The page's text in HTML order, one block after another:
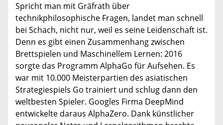
Spricht man mit Gräfrath über
technikphilosophische Fragen, landet man schnell
bei Schach, nicht nur, weil es seine Leidenschaft ist.
Denn es gibt einen Zusammenhang zwischen
Brettspielen und Maschinellem Lernen: 2016
sorgte das Programm AlphaGo für Aufsehen. Es
war mit 10.000 Meisterpartien des asiatischen
Strategiespiels Go trainiert und schlug dann den
weltbesten Spieler. Googles Firma DeepMind
entwickelte daraus AlphaZero. Dank künstlicher